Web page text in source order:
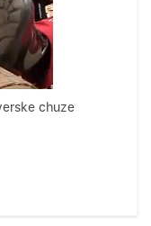
chuze